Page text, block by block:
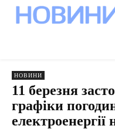
НОВИНИ
11 березня
графіки